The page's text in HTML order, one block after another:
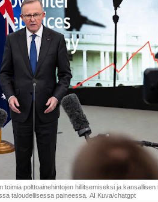
toimia polttoainehintojen hillitsemiseksi ja
taloudellisessa paineessa. AI Kuva/chatgpt